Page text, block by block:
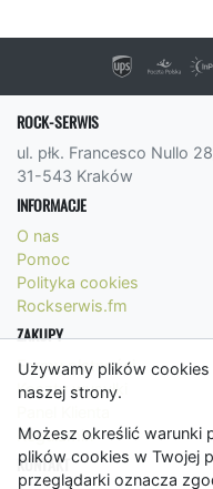
Używamy plików cookies
naszej strony.
Możesz określić warunki
plików cookies w Twojej
przeglądarki oznacza
ROCK-SERWIS
ul. płk. Francesco Nullo
31-543 Kraków
INFORMACJE
O nas
Pomoc
Polityka cookies
Rockserwis.fm
ZAKUPY
Formy płatności
Koszty wysyłki
Regulamin
KONTAKT